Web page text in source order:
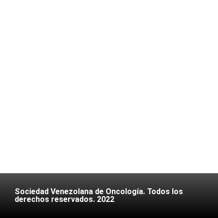
Sociedad Venezolana de Oncología. Todos los
derechos reservados. 2022